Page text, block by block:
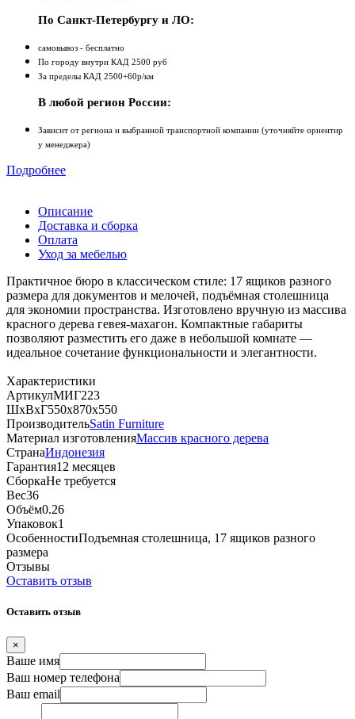
По Санкт-Петербургу и ЛО:
самовывоз - бесплатно
По городу внутри КАД 2500 руб
За пределы КАД 2500+60р/км
В любой регион России:
Зависит от региона и выбранной транспортной компании (уточняйте ориентир
у менеджера)
Подробнее
Описание
Доставка и сборка
Оплата
Уход за мебелью
Практичное бюро в классическом стиле: 17 ящиков разного
размера для документов и мелочей, подъёмная столешница
для экономии пространства. Изготовлено вручную из массива
красного дерева гевея‑махагон. Компактные габариты
позволяют разместить его даже в небольшой комнате —
идеальное сочетание функциональности и элегантности.
Характеристики
АртикулМИГ223
ШхВхГ550х870х550
ПроизводительSatin Furniture
Материал изготовленияМассив красного дерева
СтранаИндонезия
Гарантия12 месяцев
СборкаНе требуется
Вес36
Объём0.26
Упаковок1
ОсобенностиПодъемная столешница, 17 ящиков разного
размера
Отзывы
Оставить отзыв
Оставить отзыв
×
Ваше имя
Ваш номер телефона
Ваш email